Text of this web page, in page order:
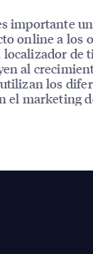
importante
online a los
de
al
los
el marketing